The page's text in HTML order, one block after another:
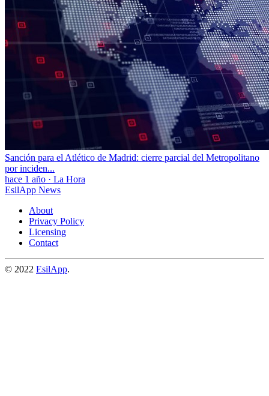
Sanción para el Atlético de Madrid: cierre parcial del Metropolitano
por inciden...
hace 1 año · La Hora
EsilApp News
About
Privacy Policy
Licensing
Contact
© 2022 EsilApp.